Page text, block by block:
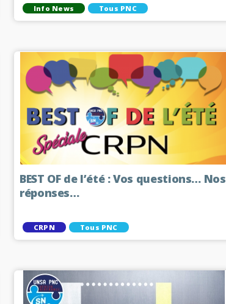
Info News Tous PNC
BEST OF de l’été : Vos questions… Nos
réponses…
CRPN Tous PNC